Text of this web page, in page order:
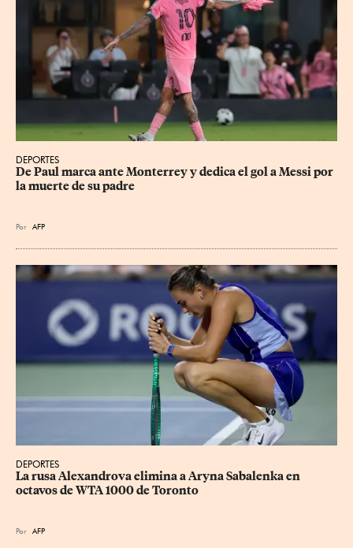
DEPORTES
De Paul marca ante Monterrey y dedica el gol a Messi por
la muerte de su padre
Por AFP
DEPORTES
La rusa Alexandrova elimina a Aryna Sabalenka en
octavos de WTA 1000 de Toronto
Por AFP